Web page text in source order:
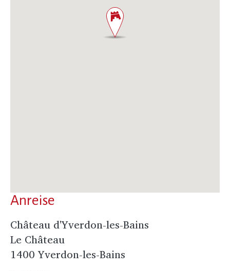
Anreise
Château d'Yverdon-les-Bains
Le Château
1400 Yverdon-les-Bains